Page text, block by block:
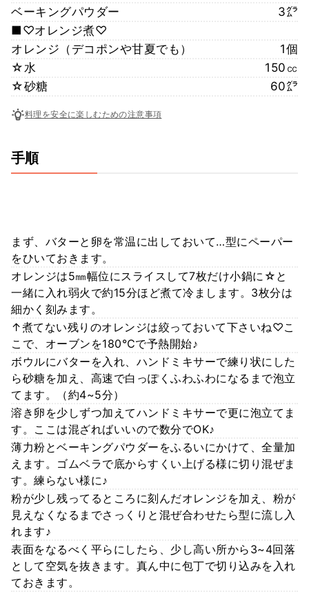
ベーキングパウダー
3㌘
■♡オレンジ煮♡
オレンジ（デコポンや甘夏でも）
1個
☆水
150㏄
☆砂糖
60㌘
料理を安全に楽しむための注意事項
手順
まず、バターと卵を常温に出しておいて…型にペーパー
をひいておきます。
オレンジは5㎜幅位にスライスして7枚だけ小鍋に☆と
一緒に入れ弱火で約15分ほど煮て冷まします。3枚分は
細かく刻みます。
↑煮てない残りのオレンジは絞っておいて下さいね♡こ
こで、オーブンを180℃で予熱開始♪
ボウルにバターを入れ、ハンドミキサーで練り状にした
ら砂糖を加え、高速で白っぽくふわふわになるまで泡立
てます。（約4~5分）
溶き卵を少しずつ加えてハンドミキサーで更に泡立てま
す。ここは混ざればいいので数分でOK♪
薄力粉とベーキングパウダーをふるいにかけて、全量加
えます。ゴムベラで底からすくい上げる様に切り混ぜま
す。練らない様に♪
粉が少し残ってるところに刻んだオレンジを加え、粉が
見えなくなるまでさっくりと混ぜ合わせたら型に流し入
れます♪
表面をなるべく平らにしたら、少し高い所から3~4回落
として空気を抜きます。真ん中に包丁で切り込みを入れ
ておきます。